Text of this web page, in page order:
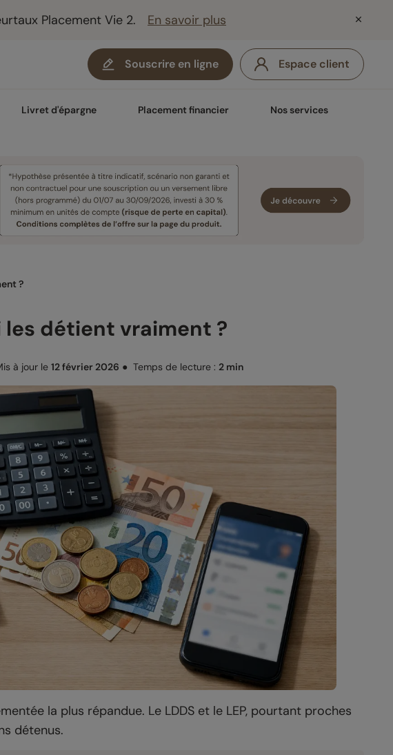
Placement Vie 2. En savoir plus
Souscrire en ligne Espace client
Livret d'épargne Placement financier Nos services
?
les détient vraiment ?
à jour le 12 février 2026 ● Temps de lecture : 2 min
la plus répandue. Le LDDS et le LEP, pourtant proches
détenus.